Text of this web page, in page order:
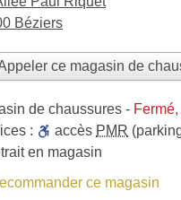
Béziers
ce magasin de
de chaussures -
:
accès PMR
en magasin
ce magasin